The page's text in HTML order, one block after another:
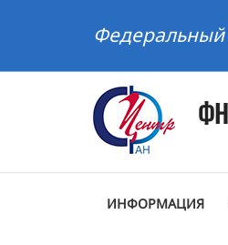
Федеральный
ИНФОРМАЦИЯ